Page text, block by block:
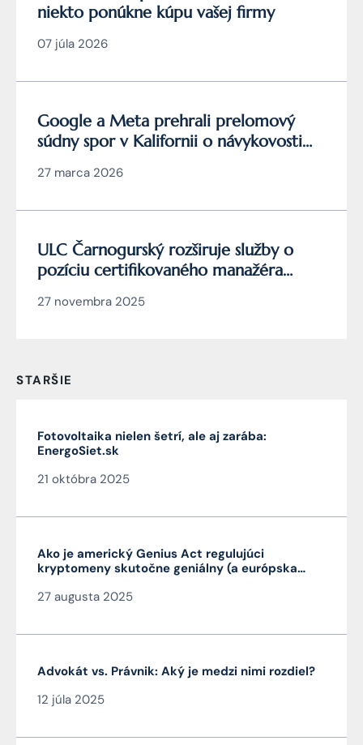
niekto ponúkne kúpu vašej firmy
07 júla 2026
Google a Meta prehrali prelomový
súdny spor v Kalifornii o návykovosti
27 marca 2026
ULC Čarnogurský rozširuje služby o
pozíciu certifikovaného manažéra
27 novembra 2025
STARŠIE
Fotovoltaika nielen šetrí, ale aj zarába:
EnergoSiet.sk
21 októbra 2025
Ako je americký Genius Act regulujúci
kryptomeny skutočne geniálny (a európska
27 augusta 2025
Advokát vs. Právnik: Aký je medzi nimi rozdiel?
12 júla 2025